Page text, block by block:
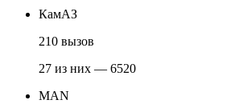
КамАЗ
210 вызов
27 из них — 6520
MAN